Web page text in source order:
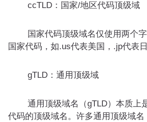
ccTLD：国家/地区代码顶级域
国家代码顶级域名仅使用两个字
国家代码，如.us代表美国，.jp代表日
gTLD：通用顶级域
通用顶级域名（gTLD）本质上
代码的顶级域名。许多通用顶级域